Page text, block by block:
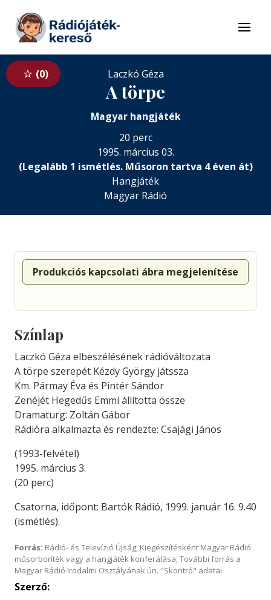
Tovább a tartalomhoz
Menü
0 Laczkó Géza
A törpe
Magyar hangjáték
20 perc
1995. március 03.
(Legalább 1 ismétlés. Műsoron tartva 4 éven át)
Hangjáték
Magyar Rádió
Produkciós kapcsolati ábra megjelenítése
Színlap
Laczkó Géza elbeszélésének rádióváltozata
A törpe szerepét Kézdy György játssza
Km. Pármay Éva és Pintér Sándor
Zenéjét Hegedűs Emmi állította össze
Dramaturg: Zoltán Gábor
Rádióra alkalmazta és rendezte: Csajági János
(1993-felvétel)
1995. március 3.
(20 perc)
Csatorna, időpont: Bartók Rádió, 1999. január 16. 9.40
(ismétlés).
Forrás: Rádió- és Televízió Újság; Kiegészítésként Magyar Rádió
műsorboríték vagy a hangjáték konferálása; További forrás a
Magyar Rádió Irodalmi Osztályának ún. "Skontró" adatai
Szerző: